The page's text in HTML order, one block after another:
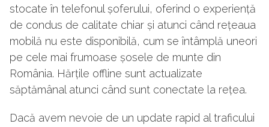
stocate în telefonul șoferului, oferind o experiență
de condus de calitate chiar și atunci când rețeaua
mobilă nu este disponibilă, cum se întâmplă uneori
pe cele mai frumoase șosele de munte din
România. Hărțile offline sunt actualizate
săptămânal atunci când sunt conectate la rețea.
Dacă avem nevoie de un update rapid al traficului